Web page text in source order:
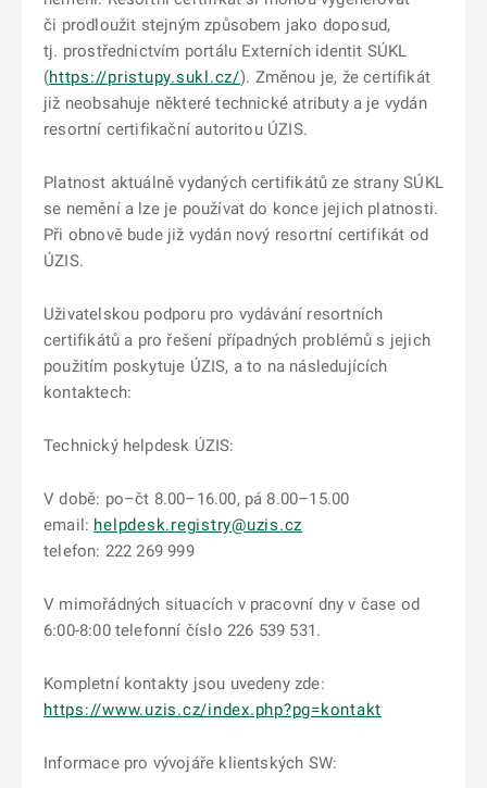
či prodloužit stejným způsobem jako doposud,
tj. prostřednictvím portálu Externích identit SÚKL
(https://pristupy.sukl.cz/). Změnou je, že certifikát
již neobsahuje některé technické atributy a je vydán
resortní certifikační autoritou ÚZIS.
Platnost aktuálně vydaných certifikátů ze strany SÚKL
se nemění a lze je používat do konce jejich platnosti.
Při obnově bude již vydán nový resortní certifikát od
ÚZIS.
Uživatelskou podporu pro vydávání resortních
certifikátů a pro řešení případných problémů s jejich
použitím poskytuje ÚZIS, a to na následujících
kontaktech:
Technický helpdesk ÚZIS:
V době: po–čt 8.00–16.00, pá 8.00–15.00
email: helpdesk.registry@uzis.cz
telefon: 222 269 999
V mimořádných situacích v pracovní dny v čase od
6:00-8:00 telefonní číslo 226 539 531.
Kompletní kontakty jsou uvedeny zde:
https://www.uzis.cz/index.php?pg=kontakt
Informace pro vývojáře klientských SW: